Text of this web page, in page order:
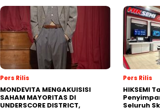
Pers Rilis
MONDEVITA MENGAKUISISI
SAHAM MAYORITAS DI
UNDERSCORE DISTRICT,
Pers Rilis
HIKSEMI
Seluruh